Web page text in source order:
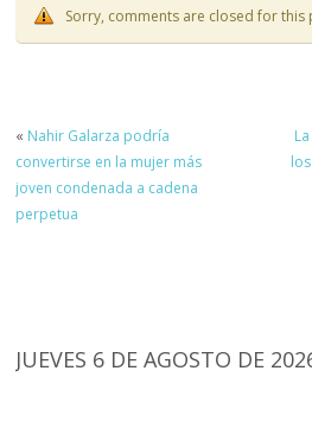
Sorry, comments are closed for this
« Nahir Galarza podría
convertirse en la mujer más
joven condenada a cadena
perpetua
JUEVES 6 DE AGOSTO DE